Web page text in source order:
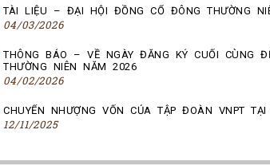
TÀI LIỆU – ĐẠI HỘI ĐỒNG CỔ ĐÔNG THƯỜNG
04/03/2026
THÔNG BÁO – VỀ NGÀY ĐĂNG KÝ CUỐI CÙNG
THƯỜNG NIÊN NĂM 2026
04/02/2026
CHUYỂN NHƯỢNG VỐN CỦA TẬP ĐOÀN VNPT TẠI
12/11/2025